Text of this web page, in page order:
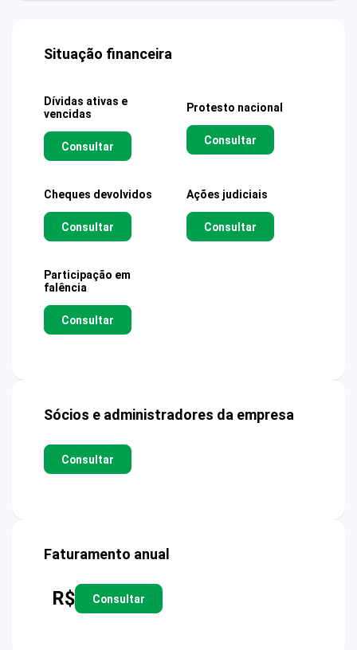
Situação financeira
Dívidas ativas e
vencidas
Consultar
Protesto nacional
Consultar
Cheques devolvidos
Consultar
Ações judiciais
Consultar
Participação em
falência
Consultar
Sócios e administradores da empresa
Consultar
Faturamento anual
R$ Consultar